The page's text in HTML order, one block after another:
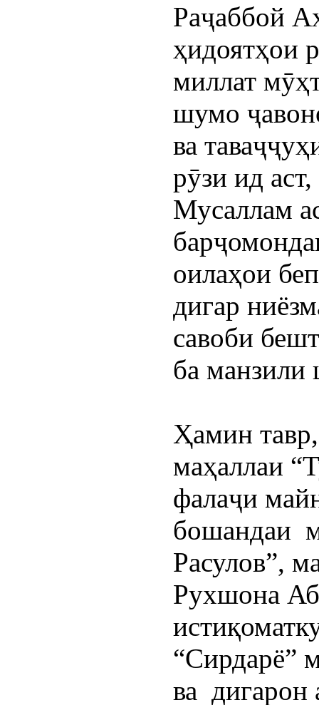
Раҷаббой
ҳидоятҳои
миллат
шумо
ва
рӯзи ид
Мусаллам
оилаҳои
дигар
савоби
ба
Ҳамин
маҳаллаи
фалаҷи
бошандаи
Расулов”,
Рухшона
“Сирдарё”
ва  дигарон